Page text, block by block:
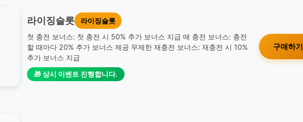
라이징슬롯
라이징슬롯
첫 충전 보너스: 첫 충전 시 50% 추가 보너스 지급 매 충전 보너스: 충전
할 때마다 20% 추가 보너스 제공 무제한 재충전 보너스: 재충전 시 10%
추가 보너스 지급
🎁 상시 이벤트 진행합니다.
구매하기